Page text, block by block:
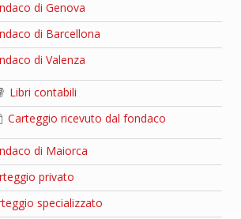
di Genova
di Barcellona
di Valenza
Libri contabili
Carteggio ricevuto dal fondaco
di Maiorca
privato
specializzato